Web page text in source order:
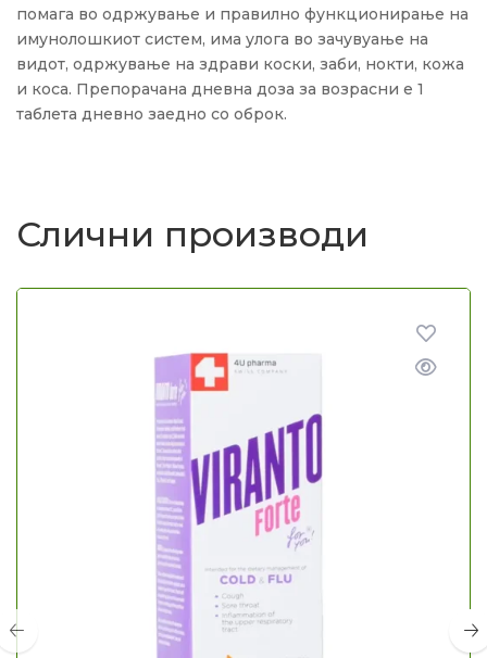
помага во одржување и правилно функционирање на
имунолошкиот систем, има улога во зачувуање на
видот, одржување на здрави коски, заби, нокти, кожа
и коса. Препорачана дневна доза за возрасни е 1
таблета дневно заедно со оброк.
Слични производи